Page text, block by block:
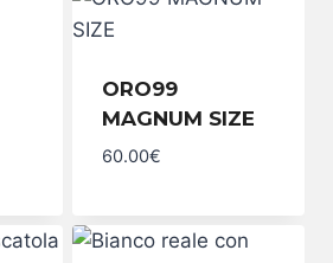
ORO99
MAGNUM SIZE
60.00€
ORO99
quantity